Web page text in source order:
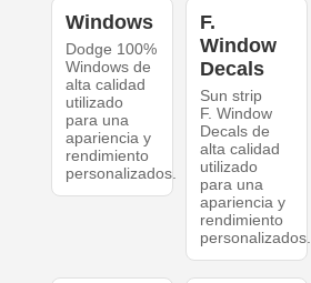
Windows
Dodge 100%
Windows de
alta calidad
utilizado
para una
apariencia y
rendimiento
personalizados.
F.
Window
Decals
Sun strip
F. Window
Decals de
alta calidad
utilizado
para una
apariencia y
rendimiento
personalizados.